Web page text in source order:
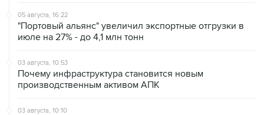
05 августа, 16:22
"Портовый альянс" увеличил экспортные отгрузки в
июле на 27% - до 4,1 млн тонн
03 августа, 10:53
Почему инфраструктура становится новым
производственным активом АПК
03 августа, 10:10